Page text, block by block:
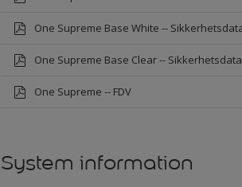
One Supreme Base White --
One Supreme Base Clear --
One Supreme -- FDV
System information